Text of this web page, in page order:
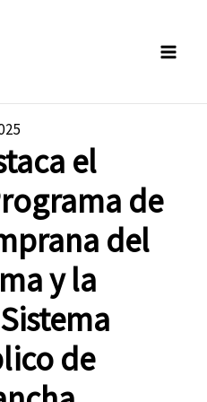
el
de
del
y la
de